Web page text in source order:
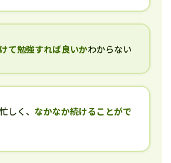
て勉強すれば良いかわからない
しく、 なかなか続けることがで